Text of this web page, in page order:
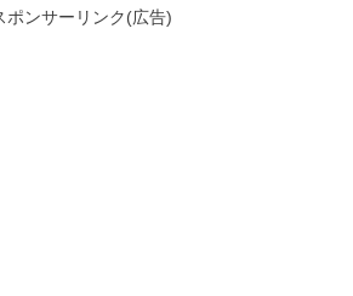
ポンサーリンク(広告)